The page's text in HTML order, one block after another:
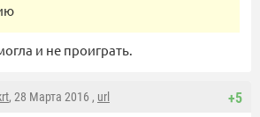
и не проиграть.
+5
, 28 Марта 2016 , url